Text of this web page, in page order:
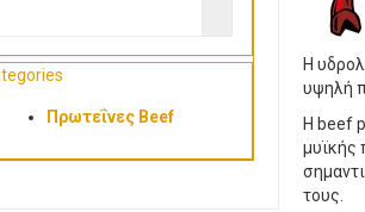
Η
υψηλή
Η beef
μυϊκής
τους.
Πρωτεΐνες Beef